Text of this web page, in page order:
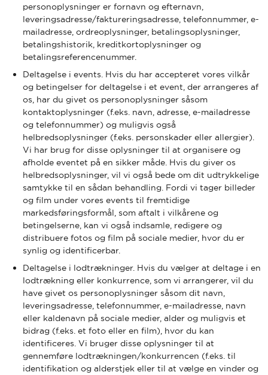
personoplysninger er fornavn og efternavn,
leveringsadresse/faktureringsadresse, telefonnummer, e-
mailadresse, ordreoplysninger, betalingsoplysninger,
betalingshistorik, kreditkortoplysninger og
betalingsreferencenummer.
Deltagelse i events. Hvis du har accepteret vores vilkår
og betingelser for deltagelse i et event, der arrangeres af
os, har du givet os personoplysninger såsom
kontaktoplysninger (f.eks. navn, adresse, e-mailadresse
og telefonnummer) og muligvis også
helbredsoplysninger (f.eks. personskader eller allergier).
Vi har brug for disse oplysninger til at organisere og
afholde eventet på en sikker måde. Hvis du giver os
helbredsoplysninger, vil vi også bede om dit udtrykkelige
samtykke til en sådan behandling. Fordi vi tager billeder
og film under vores events til fremtidige
markedsføringsformål, som aftalt i vilkårene og
betingelserne, kan vi også indsamle, redigere og
distribuere fotos og film på sociale medier, hvor du er
synlig og identificerbar.
Deltagelse i lodtrækninger. Hvis du vælger at deltage i en
lodtrækning eller konkurrence, som vi arrangerer, vil du
have givet os personoplysninger såsom dit navn,
leveringsadresse, telefonnummer, e-mailadresse, navn
eller kaldenavn på sociale medier, alder og muligvis et
bidrag (f.eks. et foto eller en film), hvor du kan
identificeres. Vi bruger disse oplysninger til at
gennemføre lodtrækningen/konkurrencen (f.eks. til
identifikation og alderstjek eller til at vælge en vinder og